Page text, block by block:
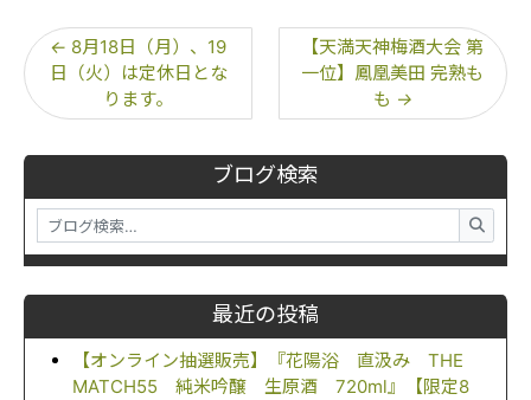
ブログ検索
最近の投稿
【オンライン抽選販売】『花陽浴 直汲み THE
MATCH55 純米吟醸 生原酒 720ml』【限定8
← 8月18日（月）、19
日（火）は定休日とな
ります。
【天満天神梅酒大会 第
一位】鳳凰美田 完熟も
も →